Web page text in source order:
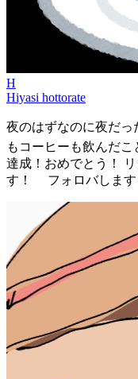
H
Hiyasi hottorate
夜のはずなのに夜だ
もコーヒーも飲んだ
達成！おめでとう！
す！ フォロバします